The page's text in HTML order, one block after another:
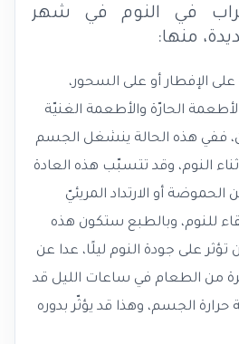
في النوم في شهر
منها:
على الإفطار أو على السحور،
الحارّة والأطعمة الغنيّة
ففي هذه الحالة ينشغل الجسم
النوم، وقد تتسبّب هذه العادة
الحموضة أو الارتداد المريئيّ
للنوم، وبالطبع ستكون هذه
على جودة النوم ليلًا، عدا عن
من الطعام في ساعات الليل قد
الجسم، وهذا قد يؤثّر بدوره